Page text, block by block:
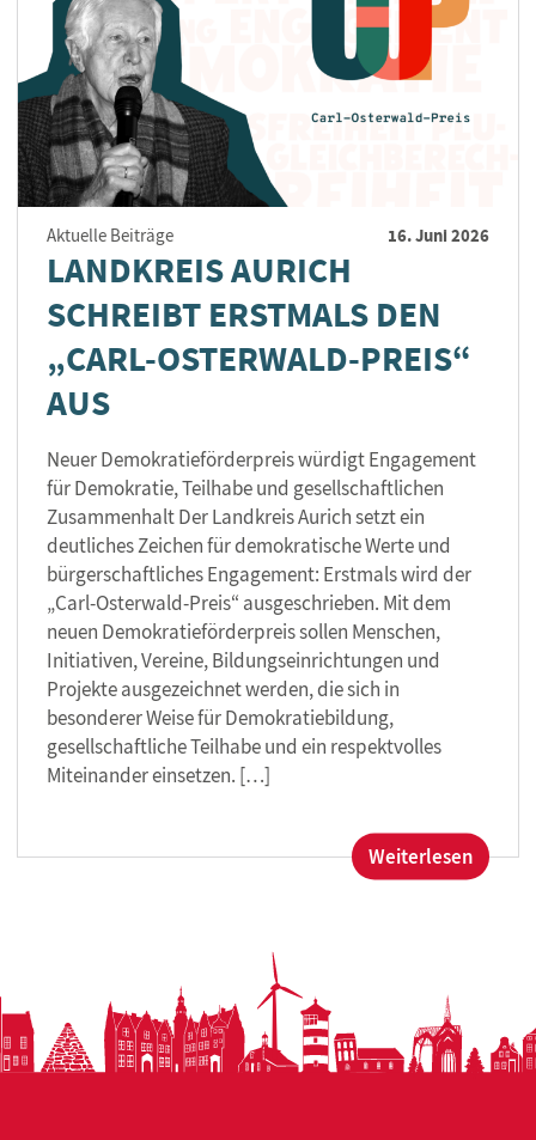
Aktuelle Beiträge 16. Juni 2026
LANDKREIS AURICH
SCHREIBT ERSTMALS DEN
„CARL-OSTERWALD-PREIS“
AUS
Neuer Demokratieförderpreis würdigt Engagement
für Demokratie, Teilhabe und gesellschaftlichen
Zusammenhalt Der Landkreis Aurich setzt ein
deutliches Zeichen für demokratische Werte und
bürgerschaftliches Engagement: Erstmals wird der
„Carl-Osterwald-Preis“ ausgeschrieben. Mit dem
neuen Demokratieförderpreis sollen Menschen,
Initiativen, Vereine, Bildungseinrichtungen und
Projekte ausgezeichnet werden, die sich in
besonderer Weise für Demokratiebildung,
gesellschaftliche Teilhabe und ein respektvolles
Miteinander einsetzen. […]
Weiterlesen: